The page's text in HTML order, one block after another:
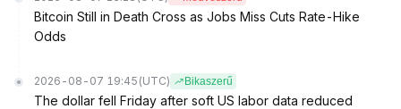
Bitcoin Still in Death Cross as Jobs Miss Cuts Rate-Hike
Odds
2026-08-07 19:45 (UTC) Bikaszerű
The dollar fell Friday after soft US labor data reduced